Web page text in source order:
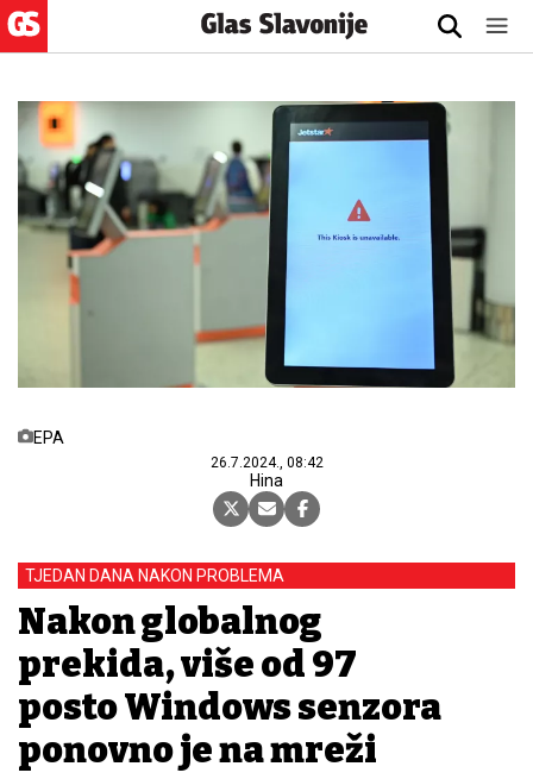
EPA
26.7.2024., 08:42
Hina
TJEDAN DANA NAKON PROBLEMA
Nakon globalnog
prekida, više od 97
posto Windows senzora
ponovno je na mreži